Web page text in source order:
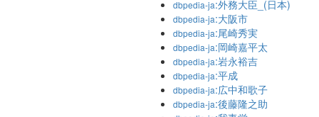
dbpedia-ja:外務大臣_(日本)
dbpedia-ja:大阪市
dbpedia-ja:尾崎秀実
dbpedia-ja:岡崎嘉平太
dbpedia-ja:岩永裕吉
dbpedia-ja:平成
dbpedia-ja:広中和歌子
dbpedia-ja:後藤隆之助